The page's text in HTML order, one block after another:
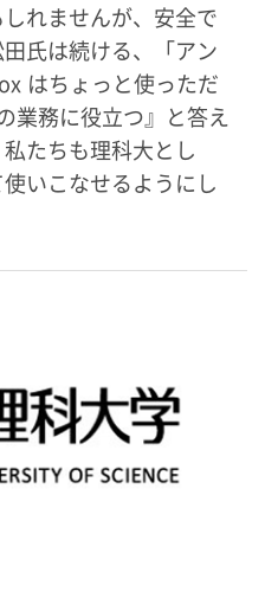
れませんが、安全で
氏は続ける、「アン
はちょっと使っただ
業務に役立つ』と答え
たちも理科大とし
いこなせるようにし